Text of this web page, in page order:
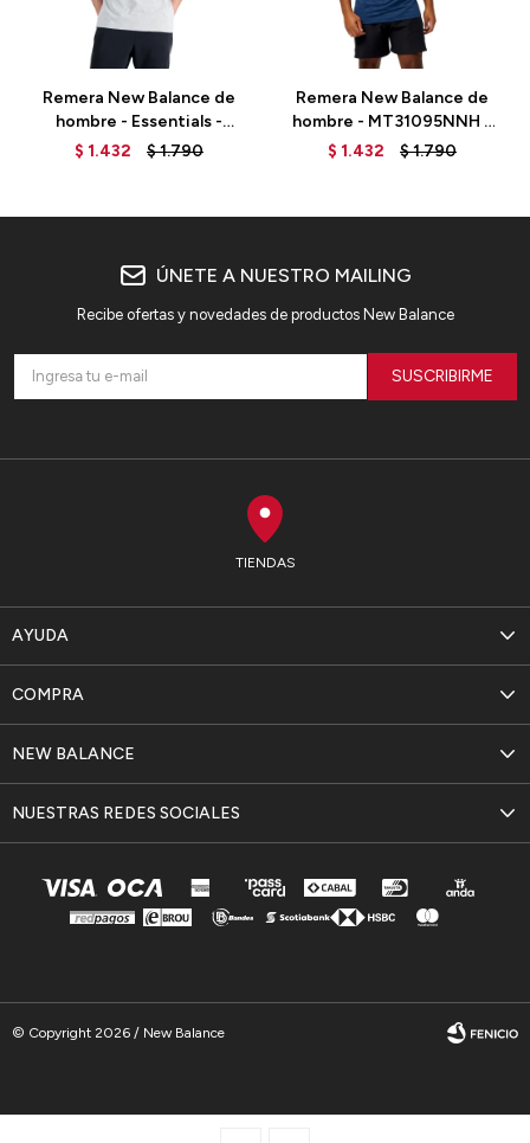
Remera New Balance de
hombre - Essentials -
MT33512AG - GREY
$ 1.432 $1.790
Remera New Balance de
hombre - MT31095NNH -
BLUE
$ 1.432 $1.790
TIENDAS
AYUDA
NEW BALANCE
COMPRA
NUESTRAS REDES SOCIALES
ÚNETE A NUESTRO MAILING
Recibe ofertas y novedades de productos New Balance
SUSCRIBIRME
© Copyright 2026 / New Balance